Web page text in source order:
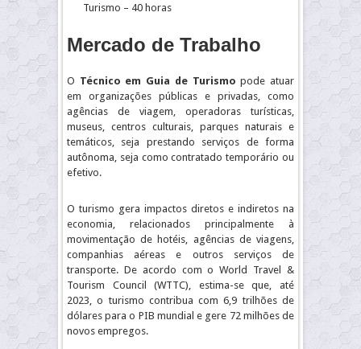
Turismo – 40 horas
Mercado de Trabalho
O Técnico em Guia de Turismo pode atuar
em organizações públicas e privadas, como
agências de viagem, operadoras turísticas,
museus, centros culturais, parques naturais e
temáticos, seja prestando serviços de forma
autônoma, seja como contratado temporário ou
efetivo.
O turismo gera impactos diretos e indiretos na
economia, relacionados principalmente à
movimentação de hotéis, agências de viagens,
companhias aéreas e outros serviços de
transporte. De acordo com o World Travel &
Tourism Council (WTTC), estima-se que, até
2023, o turismo contribua com 6,9 trilhões de
dólares para o PIB mundial e gere 72 milhões de
novos empregos.